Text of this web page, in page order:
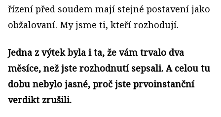
řízení před soudem mají stejné postavení jako
obžalovaní. My jsme ti, kteří rozhodují.
Jedna z výtek byla i ta, že vám trvalo dva
měsíce, než jste rozhodnutí sepsali. A celou tu
dobu nebylo jasné, proč jste prvoinstanční
verdikt zrušili.